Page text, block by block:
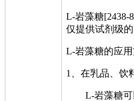
L-岩藻糖[2438-
仅提供试剂级
L-岩藻糖的应用
1、在乳品、饮
L-岩藻糖可以